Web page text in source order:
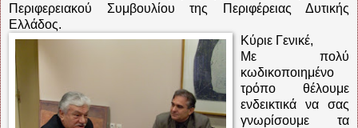
Περιφερειακού Συμβουλίου της Περιφέρειας Δυτικής
Ελλάδος.
Κύριε Γενικέ,
Με πολύ
κωδικοποιημένο
τρόπο θέλουμε
ενδεικτικά να σας
γνωρίσουμε τα